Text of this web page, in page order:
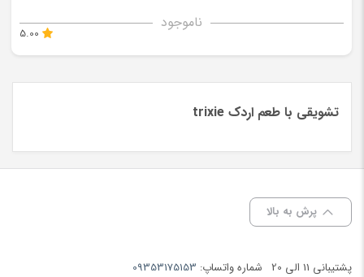
ناموجود
5.00
تشویقی با طعم اردک trixie
پرش به بالا
پشتیبانی 11 الی 20 شماره واتساپ: 09353175153